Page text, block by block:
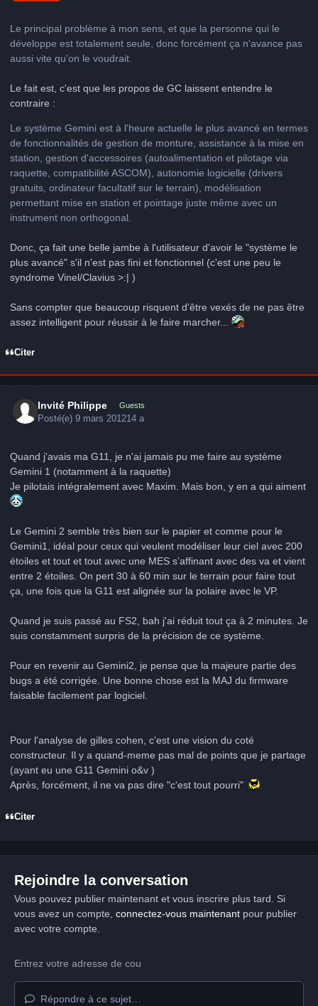
Le principal problème à mon sens, et que la personne qui le
développe est totalement seule, donc forcément ça n'avance pas
aussi vite qu'on le voudrait.
Le fait est, c'est que les propos de GC laissent entendre le
contraire :
Le système Gemini est à l'heure actuelle le plus avancé en termes
de fonctionnalités de gestion de monture, assistance à la mise en
station, gestion d'accessoires (autoalimentation et pilotage via
raquette, compatibilité ASCOM), autonomie logicielle (drivers
gratuits, ordinateur facultatif sur le terrain), modélisation
permettant mise en station et pointage juste même avec un
instrument non orthogonal.
Donc, ça fait une belle jambe à l'utilisateur d'avoir le "système le
plus avancé" s'il n'est pas fini et fonctionnel (c'est une peu le
syndrome Vinel/Clavius >:| )
Sans compter que beaucoup risquent d'être vexés de ne pas être
assez intelligent pour réussir à le faire marcher...
Citer
Invité Philippe Guests
Posté(e)9 mars 201214 a
Quand j'avais ma G11, je n'ai jamais pu me faire au système
Gemini 1 (notamment à la raquette)
Je pilotais intégralement avec Maxim. Mais bon, y en a qui aiment
Le Gemini 2 semble très bien sur le papier et comme pour le
Gemini1, idéal pour ceux qui veulent modéliser leur ciel avec 200
étoiles et tout et tout avec une MES s’affinant avec des va et vient
entre 2 étoiles. On pert 30 à 60 min sur le terrain pour faire tout
ça, une fois que la G11 est alignée sur la polaire avec le VP.
Quand je suis passé au FS2, bah j'ai réduit tout ça à 2 minutes. Je
suis constamment surpris de la précision de ce système.
Pour en revenir au Gemini2, je pense que la majeure partie des
bugs a été corrigée. Une bonne chose est la MAJ du firmware
faisable facilement par logiciel.
Pour l'analyse de gilles cohen, c'est une vision du coté
constructeur. Il y a quand-meme pas mal de points que je partage
(ayant eu une G11 Gemini o&v )
Après, forcément, il ne va pas dire "c'est tout pourri"
Citer
Rejoindre la conversation
Vous pouvez publier maintenant et vous inscrire plus tard. Si
vous avez un compte, connectez-vous maintenantpour publier
avec votre compte.
Répondre à ce sujet…